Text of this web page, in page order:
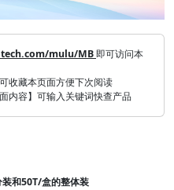
mulu/MB即可访问本
收藏本页面方便下次阅读
内容】可输入关键词快查产品
和50T/盒的整体装